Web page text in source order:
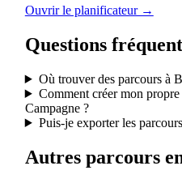
Ouvrir le planificateur →
Questions
Où trouver des parcours à
Comment créer mon
Campagne ?
Puis-je exporter les
Autres parcours